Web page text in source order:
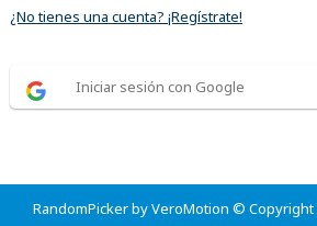
¿No tienes una cuenta? ¡Regístrate!
Iniciar sesión con Google
RandomPicker by VeroMotion © Copyright